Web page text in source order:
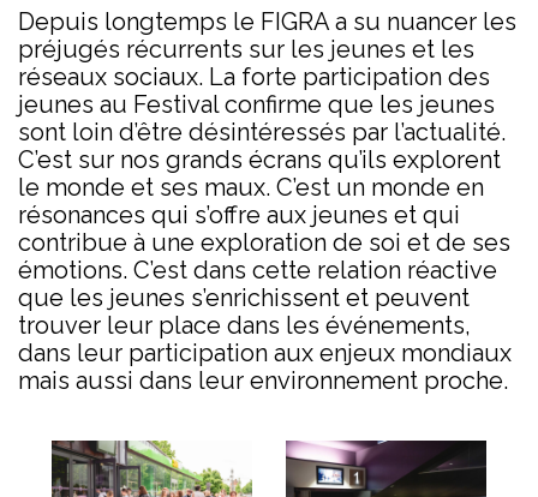
Depuis longtemps le FIGRA a su nuancer les
préjugés récurrents sur les jeunes et les
réseaux sociaux. La forte participation des
jeunes au Festival confirme que les jeunes
sont loin d’être désintéressés par l’actualité.
C’est sur nos grands écrans qu’ils explorent
le monde et ses maux. C’est un monde en
résonances qui s’offre aux jeunes et qui
contribue à une exploration de soi et de ses
émotions. C’est dans cette relation réactive
que les jeunes s’enrichissent et peuvent
trouver leur place dans les événements,
dans leur participation aux enjeux mondiaux
mais aussi dans leur environnement proche.